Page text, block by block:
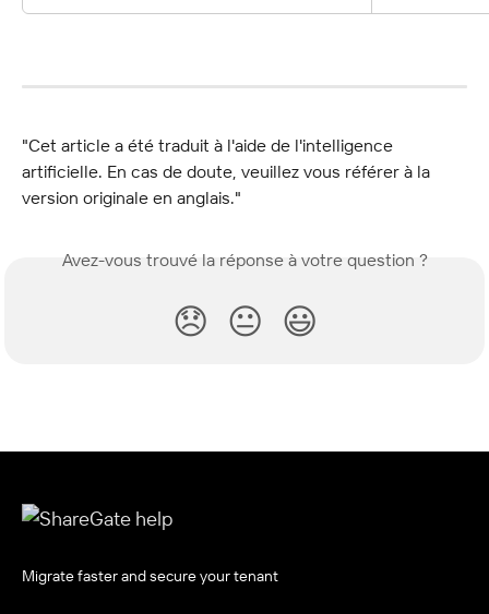
"Cet article a été traduit à l'aide de l'intelligence
artificielle. En cas de doute, veuillez vous référer à la
version originale en anglais."
Avez-vous trouvé la réponse à votre question ?
😞 😐 😃
Migrate faster and secure your tenant